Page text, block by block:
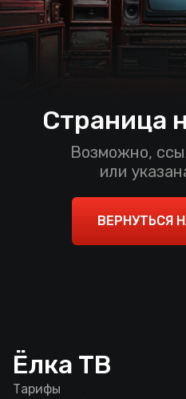
Страница
Возможно,
или
ВЕРНУТЬСЯ
Ёлка ТВ
Тарифы